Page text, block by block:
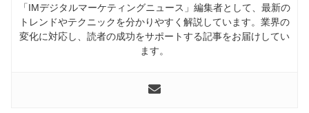
「IMデジタルマーケティングニュース」編集者として、最新の
トレンドやテクニックを分かりやすく解説しています。業界の
変化に対応し、読者の成功をサポートする記事をお届けしてい
ます。